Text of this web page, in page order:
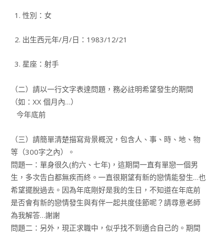
1. 性別：女
2. 出生西元年/月/日：1983/12/21
3. 星座：射手
（二）請以一行文字表達問題，務必註明希望發生的期間
（如：XX 個月內…）
今年底前
（三）請簡單清楚描寫背景概況，包含人、事、時、地、物
等（300字之內）。
問題一：單身很久(約六、七年)，這期間一直有單戀一個男
生，多次告白都無疾而終。一直很期望有新的戀情能發生…也
希望擺脫過去。因為年底剛好是我的生日，不知道在年底前
是否會有新的戀情發生與有伴一起共度佳節呢？請尋意老師
為我解答…謝謝
問題二：另外，現正求職中，似乎找不到適合自己的。期間